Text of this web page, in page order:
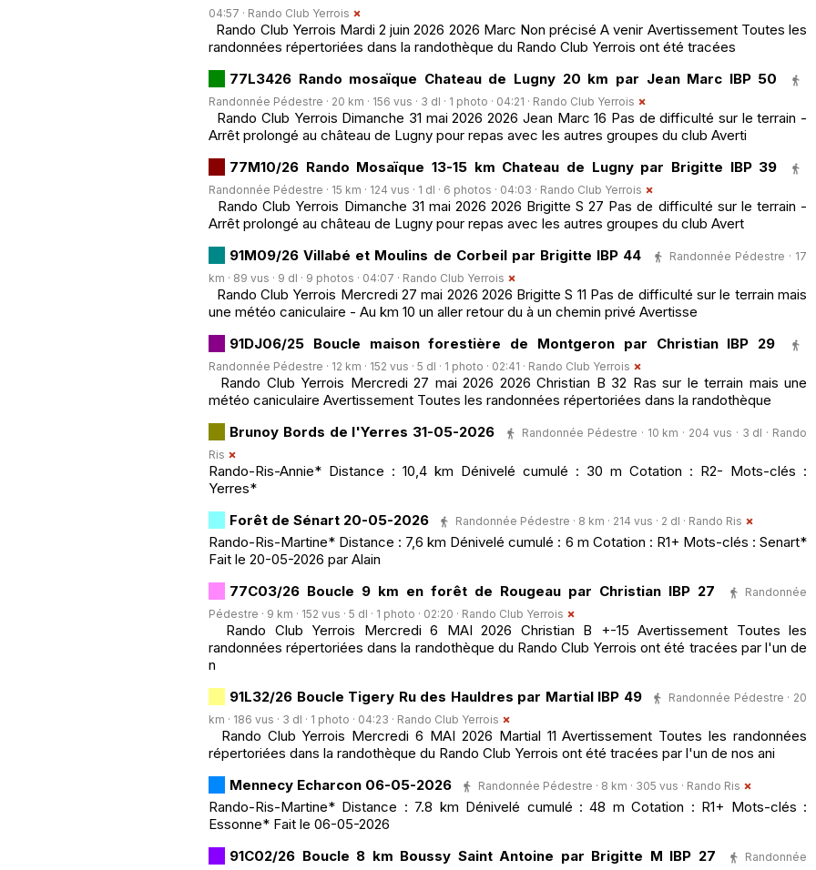
04:57 · Rando Club Yerrois
Rando Club Yerrois Mardi 2 juin 2026 2026 Marc Non précisé A venir Avertissement Toutes les
randonnées répertoriées dans la randothèque du Rando Club Yerrois ont été tracées
77L3426 Rando mosaïque Chateau de Lugny 20 km par Jean Marc IBP 50
Randonnée Pédestre · 20 km · 156 vus · 3 dl · 1 photo · 04:21 · Rando Club Yerrois
Rando Club Yerrois Dimanche 31 mai 2026 2026 Jean Marc 16 Pas de difficulté sur le terrain -
Arrêt prolongé au château de Lugny pour repas avec les autres groupes du club Averti
77M10/26 Rando Mosaïque 13-15 km Chateau de Lugny par Brigitte IBP 39
Randonnée Pédestre · 15 km · 124 vus · 1 dl · 6 photos · 04:03 · Rando Club Yerrois
Rando Club Yerrois Dimanche 31 mai 2026 2026 Brigitte S 27 Pas de difficulté sur le terrain -
Arrêt prolongé au château de Lugny pour repas avec les autres groupes du club Avert
91M09/26 Villabé et Moulins de Corbeil par Brigitte IBP 44
Randonnée Pédestre · 17
km · 89 vus · 9 dl · 9 photos · 04:07 · Rando Club Yerrois
Rando Club Yerrois Mercredi 27 mai 2026 2026 Brigitte S 11 Pas de difficulté sur le terrain mais
une météo caniculaire - Au km 10 un aller retour du à un chemin privé Avertisse
91DJ06/25 Boucle maison forestière de Montgeron par Christian IBP 29
Randonnée Pédestre · 12 km · 152 vus · 5 dl · 1 photo · 02:41 · Rando Club Yerrois
Rando Club Yerrois Mercredi 27 mai 2026 2026 Christian B 32 Ras sur le terrain mais une
météo caniculaire Avertissement Toutes les randonnées répertoriées dans la randothèque
Brunoy Bords de l'Yerres 31-05-2026
Randonnée Pédestre · 10 km · 204 vus · 3 dl · Rando
Ris
Rando-Ris-Annie* Distance : 10,4 km Dénivelé cumulé : 30 m Cotation : R2- Mots-clés :
Yerres*
Forêt de Sénart 20-05-2026
Randonnée Pédestre · 8 km · 214 vus · 2 dl · Rando Ris
Rando-Ris-Martine* Distance : 7,6 km Dénivelé cumulé : 6 m Cotation : R1+ Mots-clés : Senart*
Fait le 20-05-2026 par Alain
77C03/26 Boucle 9 km en forêt de Rougeau par Christian IBP 27
Randonnée
Pédestre · 9 km · 152 vus · 5 dl · 1 photo · 02:20 · Rando Club Yerrois
Rando Club Yerrois Mercredi 6 MAI 2026 Christian B +-15 Avertissement Toutes les
randonnées répertoriées dans la randothèque du Rando Club Yerrois ont été tracées par l'un de
n
91L32/26 Boucle Tigery Ru des Hauldres par Martial IBP 49
Randonnée Pédestre · 20
km · 186 vus · 3 dl · 1 photo · 04:23 · Rando Club Yerrois
Rando Club Yerrois Mercredi 6 MAI 2026 Martial 11 Avertissement Toutes les randonnées
répertoriées dans la randothèque du Rando Club Yerrois ont été tracées par l'un de nos ani
Mennecy Echarcon 06-05-2026
Randonnée Pédestre · 8 km · 305 vus · Rando Ris
Rando-Ris-Martine* Distance : 7.8 km Dénivelé cumulé : 48 m Cotation : R1+ Mots-clés :
Essonne* Fait le 06-05-2026
91C02/26 Boucle 8 km Boussy Saint Antoine par Brigitte M IBP 27
Randonnée